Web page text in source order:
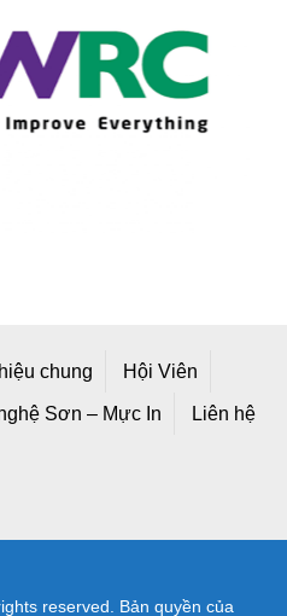
chung Hội Viên
Sơn – Mực In Liên hệ
reserved. Bản quyền của